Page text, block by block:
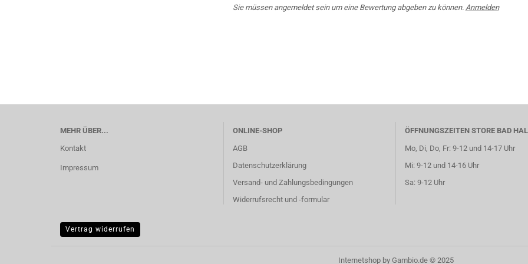
Sie müssen angemeldet sein um eine Bewertung abgeben zu können. Anmelden
MEHR ÜBER...
Kontakt
Impressum
ONLINE-SHOP
AGB
Datenschutzerklärung
Versand- und Zahlungsbedingungen
Widerrufsrecht und -formular
ÖFFNUNGSZEITEN STORE BAD
Mo, Di, Do, Fr: 9-12 und 14-17 Uhr
Mi: 9-12 und 14-16 Uhr
Sa: 9-12 Uhr
Vertrag widerrufen
Internetshop by Gambio.de © 2025